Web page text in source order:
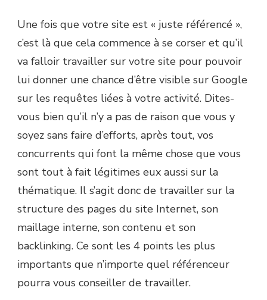
Une fois que votre site est « juste référencé »,
c’est là que cela commence à se corser et qu’il
va falloir travailler sur votre site pour pouvoir
lui donner une chance d’être visible sur Google
sur les requêtes liées à votre activité. Dites-
vous bien qu’il n’y a pas de raison que vous y
soyez sans faire d’efforts, après tout, vos
concurrents qui font la même chose que vous
sont tout à fait légitimes eux aussi sur la
thématique. Il s’agit donc de travailler sur la
structure des pages du site Internet, son
maillage interne, son contenu et son
backlinking. Ce sont les 4 points les plus
importants que n’importe quel référenceur
pourra vous conseiller de travailler.